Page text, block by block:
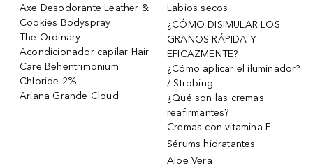
Axe Desodorante Leather &
Cookies Bodyspray
The Ordinary
Acondicionador capilar Hair
Care Behentrimonium
Chloride 2%
Ariana Grande Cloud
Labios secos
¿CÓMO DISIMULAR LOS
GRANOS RÁPIDA Y
EFICAZMENTE?
¿Cómo aplicar el iluminador?
/ Strobing
¿Qué son las cremas
reafirmantes?
Cremas con vitamina E
Sérums hidratantes
Aloe Vera